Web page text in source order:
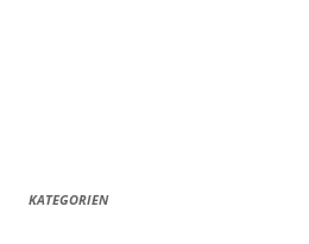
KATEGORIEN